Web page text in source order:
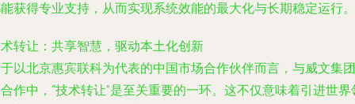
获得专业支持，从而实现系统效能的最大化与长期稳定运行。
转让：共享智慧，驱动本土化创新
以北京惠宾联科为代表的中国市场合作伙伴而言，与威文集团
作中，“技术转让”是至关重要的一环。这不仅意味着引进世界